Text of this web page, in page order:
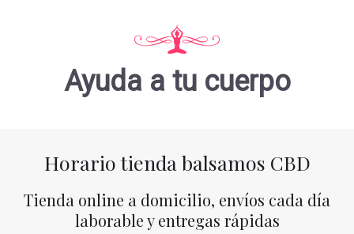
Ayuda a tu cuerpo
Horario tienda balsamos CBD
Tienda online a domicilio, envíos cada día
laborable y entregas rápidas